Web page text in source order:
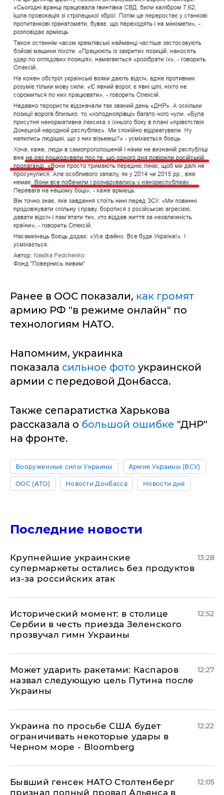
Ранее в ООС показали, как громят
армию РФ "в режиме онлайн" по
технологиям НАТО.
Напомним, украинка
показала сильное фото украинской
армии с передовой Донбасса.
Также сепаратистка Харькова
рассказала о большой ошибке "ДНР"
на фронте.
Вооруженные силы Украины Армия Украины (ВСУ)
ООС (АТО) Новости Донбасса Новости дня
Последние новости
Крупнейшие украинские
супермаркеты остались без продуктов
из-за российских атак
13:28
Исторический момент: в столице
Сербии в честь приезда Зеленского
прозвучал гимн Украины
12:52
Может ударить ракетами: Каспаров
назвал следующую цель Путина после
Украины
12:27
Украина по просьбе США будет
ограничивать некоторые удары в
Черном море - Bloomberg
12:22
Бывший генсек НАТО Столтенберг
признал полный провал Альянса в
12:05